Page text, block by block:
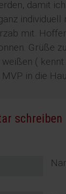
damit
individuell
mit.
Grüße
(
in die
schreiben